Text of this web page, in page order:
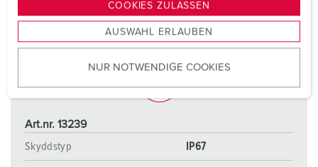
s
u
w
COOKIES ZULASSEN
AUSWAHL ERLAUBEN
NUR NOTWENDIGE COOKIES
Art.nr. 13239
Skyddstyp
IP67